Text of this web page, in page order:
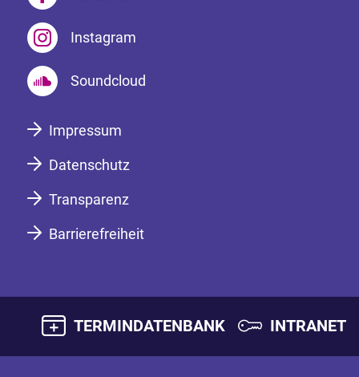
Instagram
Soundcloud
Impressum
Datenschutz
Transparenz
Barrierefreiheit
TERMINDATENBANK INTRANET